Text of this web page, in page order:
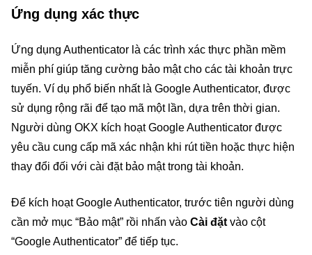
Ứng dụng xác thực
Ứng dụng Authenticator là các trình xác thực phần mềm
miễn phí giúp tăng cường bảo mật cho các tài khoản trực
tuyến. Ví dụ phổ biến nhất là Google Authenticator, được
sử dụng rộng rãi để tạo mã một lần, dựa trên thời gian.
Người dùng OKX kích hoạt Google Authenticator được
yêu cầu cung cấp mã xác nhận khi rút tiền hoặc thực hiện
thay đổi đối với cài đặt bảo mật trong tài khoản.
Để kích hoạt Google Authenticator, trước tiên người dùng
cần mở mục “Bảo mật” rồi nhấn vào Cài đặt vào cột
“Google Authenticator” để tiếp tục.